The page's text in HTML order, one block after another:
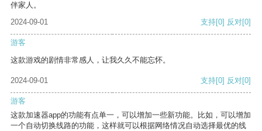
伴家人。
2024-09-01
支持[0] 反对[0]
游客
这款游戏的剧情非常感人，让我久久不能忘怀。
2024-09-01 支持[0] 反对[0]
游客
这款加速器app的功能有点单一，可以增加一些新功能。比如，可以增加
一个自动切换线路的功能，这样就可以根据网络情况自动选择最优的线